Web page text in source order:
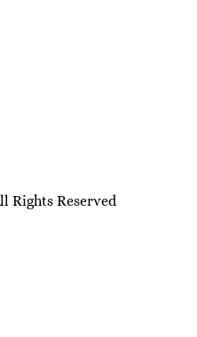
Rights Reserved